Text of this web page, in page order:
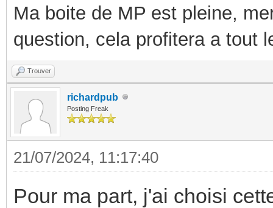
Ma boite de MP est pleine,
question, cela profitera a tout
Trouver
richardpub
Posting Freak
21/07/2024, 11:17:40
Pour ma part, j'ai choisi